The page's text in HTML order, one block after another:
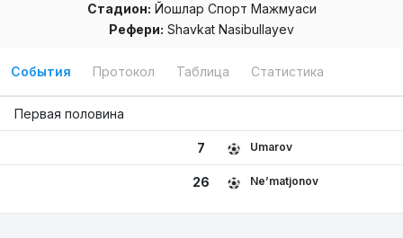
Стадион: Йошлар Спорт Мажмуаси
Рефери: Shavkat Nasibullayev
События Протокол Таблица Статистика
Первая половина
7 Umarov
26 Ne’matjonov